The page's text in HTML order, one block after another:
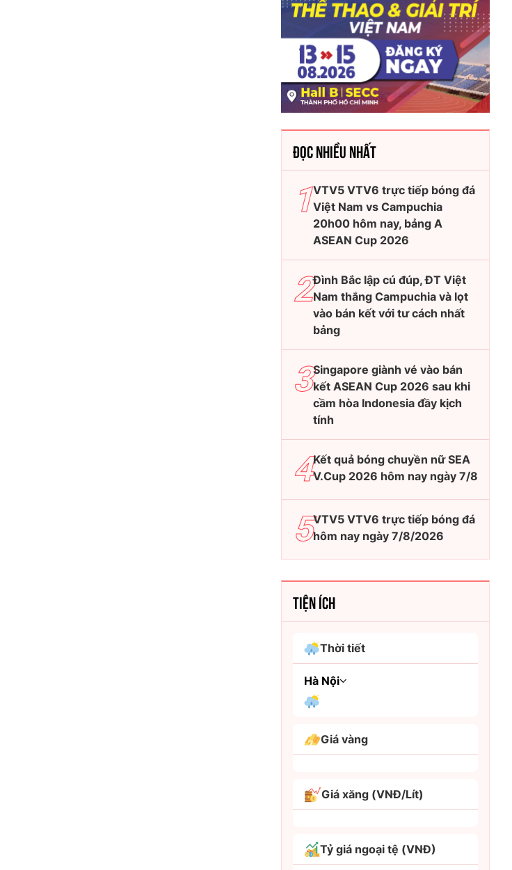
ĐỌC NHIỀU NHẤT
VTV5 VTV6 trực tiếp bóng đá
Việt Nam vs Campuchia
20h00 hôm nay, bảng A
ASEAN Cup 2026
Đình Bắc lập cú đúp, ĐT Việt
Nam thắng Campuchia và lọt
vào bán kết với tư cách nhất
bảng
Singapore giành vé vào bán
kết ASEAN Cup 2026 sau khi
cầm hòa Indonesia đầy kịch
tính
Kết quả bóng chuyền nữ SEA
V.Cup 2026 hôm nay ngày 7/8
VTV5 VTV6 trực tiếp bóng đá
hôm nay ngày 7/8/2026
TIỆN ÍCH
Thời tiết
Hà Nội
Bình Dương
Bình Thuận
Bạc Liêu
Giá vàng
Giá xăng (VNĐ/Lít)
Tỷ giá ngoại tệ (VNĐ)